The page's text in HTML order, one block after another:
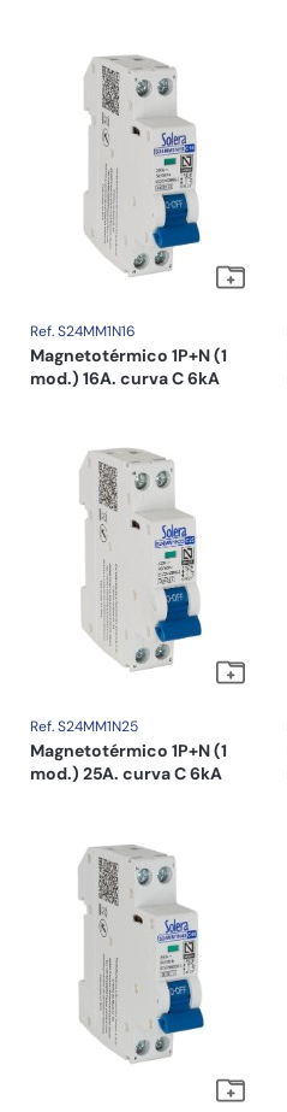
Ref. S24MM1N16
Magnetotérmico 1P+N (1
mod.) 16A. curva C 6kA
Ref. S24MM1N25
Magnetotérmico 1P+N (1
mod.) 25A. curva C 6kA